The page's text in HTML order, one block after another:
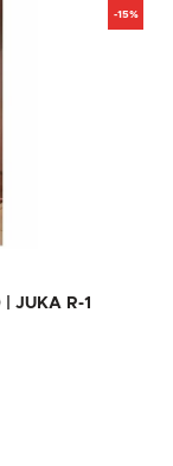
-15%
JUKA R-1